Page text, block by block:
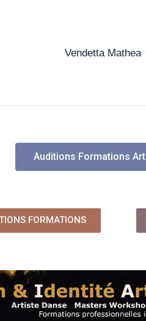
Vendetta Mathea
Auditions Formations
FORMATIONS